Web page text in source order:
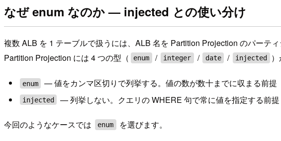
なぜ enum なのか — injected との使い分け
複数 ALB を 1 テーブルで扱うには、ALB 名を Partition Projection のパーティ
Partition Projection には 4 つの型（
enum / integer / date / injected
enum — 値をカンマ区切りで列挙する。値の数が数十までに収まる前提
injected — 列挙しない。クエリの WHERE 句で常に値を指定する前提
今回のようなケースでは enum を選びます。